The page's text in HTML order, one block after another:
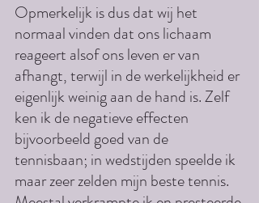
Opmerkelijk is dus dat wij het
normaal vinden dat ons lichaam
reageert alsof ons leven er van
afhangt, terwijl in de werkelijkheid er
eigenlijk weinig aan de hand is. Zelf
ken ik de negatieve effecten
bijvoorbeeld goed van de
tennisbaan; in wedstijden speelde ik
maar zeer zelden mijn beste tennis.